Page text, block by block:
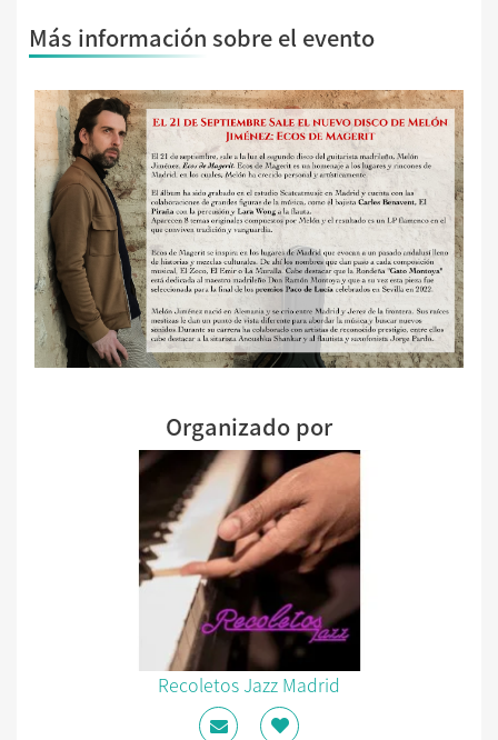
Más información sobre el evento
Organizado por
Recoletos Jazz Madrid